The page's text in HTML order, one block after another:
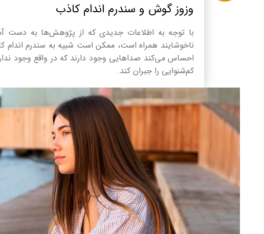
وزوز گوش و سندرم اندام کاذب
با توجه به اطلاعات جدیدی که از پژوهش‌ها به دست
ناخوشایند همراه است، ممکن است شبیه به سندرم
احساس می‌کند صداهایی وجود دارند که در واقع وجود
کم‌شنوایی را جبران کند.